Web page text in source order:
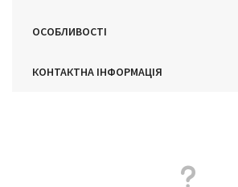
ОСОБЛИВОСТІ
КОНТАКТНА ІНФОРМАЦІЯ